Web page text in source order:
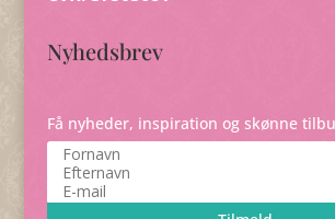
Nyhedsbrev
Få nyheder, inspiration og skønne